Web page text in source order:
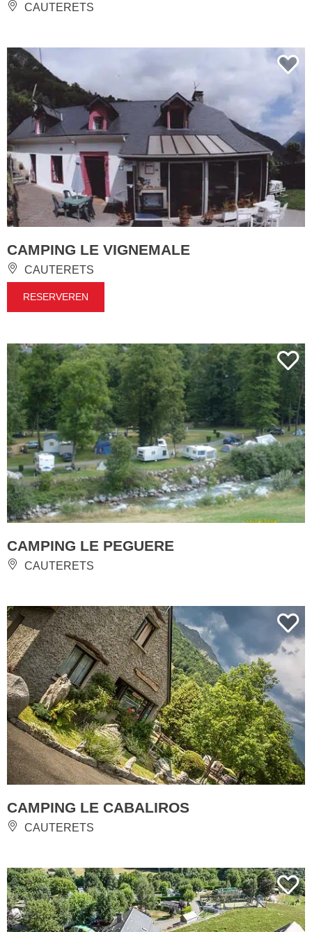
CAUTERETS
CAMPING LE VIGNEMALE
CAUTERETS
RESERVEREN
CAMPING LE PEGUERE
CAUTERETS
CAMPING LE CABALIROS
CAUTERETS